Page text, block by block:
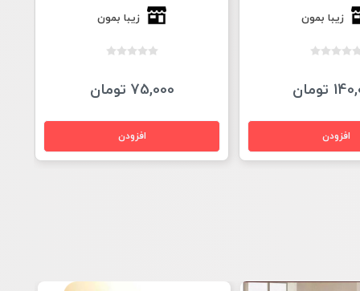
زیبا بمون
تومان
زیبا بمون
75,000 تومان